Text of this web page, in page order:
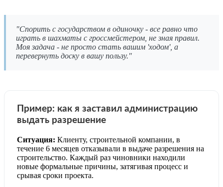
"Спорить с государством в одиночку - все равно что
играть в шахматы с гроссмейстером, не зная правил.
Моя задача - не просто стать вашим 'ходом', а
перевернуть доску в вашу пользу."
Пример: как я заставил администрацию
выдать разрешение
Ситуация: Клиенту, строительной компании, в
течение 6 месяцев отказывали в выдаче разрешения на
строительство. Каждый раз чиновники находили
новые формальные причины, затягивая процесс и
срывая сроки проекта.